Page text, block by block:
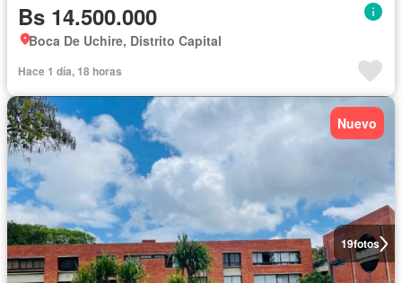
Bs 14.500.000
Boca De Uchire, Distrito Capital
Hace 1 día, 18 horas
19fotos
Nuevo